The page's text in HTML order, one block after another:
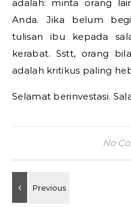
adalah: minta orang
Anda. Jika belum
tulisan ibu kepada
kerabat. Sstt, orang
adalah kritikus paling
Selamat berinvestasi.
No